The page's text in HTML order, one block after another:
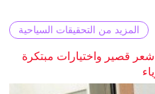
المزيد من التحقيقات السياحية
قصير واختيارات مبتكرة